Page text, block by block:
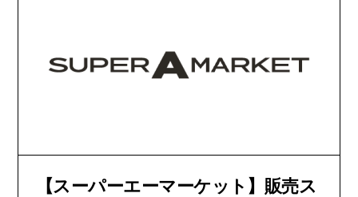
【スーパーエーマーケット】販売ス